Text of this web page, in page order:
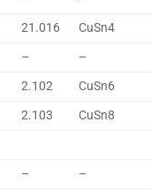
21.016
CuSn4
–
–
2.102
CuSn6
2.103 CuSn8
– –